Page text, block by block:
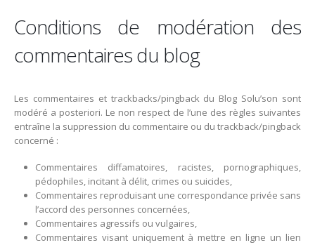
Conditions de modération des
commentaires du blog
Les commentaires et trackbacks/pingback du Blog Solu’son sont
modéré a posteriori. Le non respect de l’une des règles suivantes
entraîne la suppression du commentaire ou du trackback/pingback
concerné :
Commentaires diffamatoires, racistes, pornographiques,
pédophiles, incitant à délit, crimes ou suicides,
Commentaires reproduisant une correspondance privée sans
l’accord des personnes concernées,
Commentaires agressifs ou vulgaires,
Commentaires visant uniquement à mettre en ligne un lien